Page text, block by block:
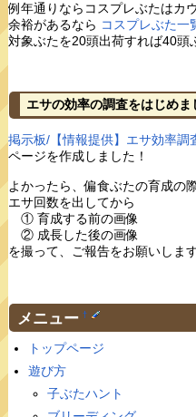
例年通りならコスプレぶたはカ
余裕があるなら コスプレぶた一
対象ぶたを20頭出荷すれば40頭
エサの効率の調査をはじめま
掲示板/【情報提供】エサ効率調
ページを作成しました！
よかったら、偏食ぶたの育成の
エサ回数を出してから
① 育成する前の画像
② 成長した後の画像
を撮って、ご報告をお願いします
メニュー †
トップページ
遊び方
子ぶたハント